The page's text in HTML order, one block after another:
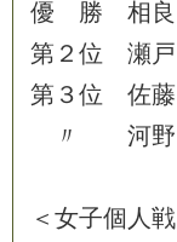
優 勝 相 良
第 ２ 位 瀬 戸
第 ３位 佐藤
〃
河野
＜ 女子個 人戦